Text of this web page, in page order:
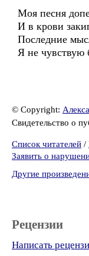
Моя песня
И в крови
Последние
Я не чувствую
© Copyright:
Свидетельство о
Список читателей /
Заявить о
Другие
Рецензии
Написать